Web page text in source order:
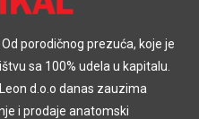
porodičnog prezuća, koje je
sa 100% udela u kapitalu.
d.o.o danas zauzima
i prodaje anatomski